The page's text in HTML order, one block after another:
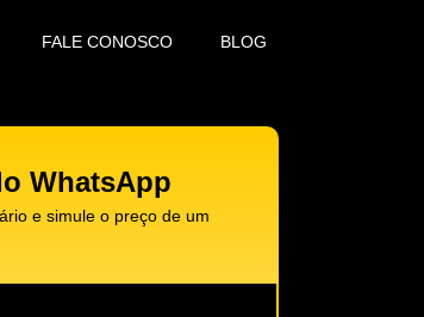
FALE CONOSCO BLOG
WhatsApp
e simule o preço de um